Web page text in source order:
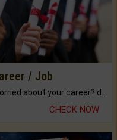
/ Job
CHECK NOW